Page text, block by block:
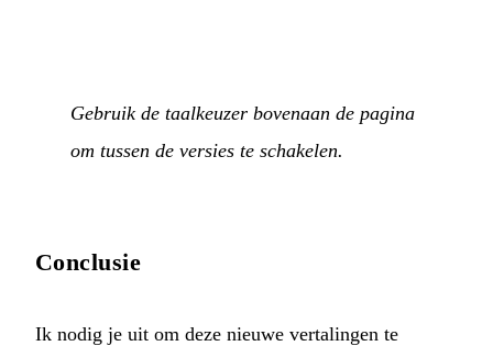
Gebruik de taalkeuzer bovenaan de pagina
om tussen de versies te schakelen.
Conclusie
Ik nodig je uit om deze nieuwe vertalingen te